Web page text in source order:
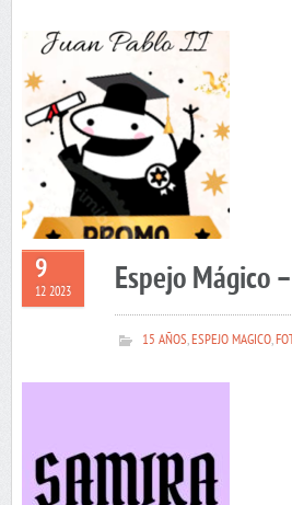
9
12 2023 Espejo Mágico
15 AÑOS,ESPEJO MAGICO,